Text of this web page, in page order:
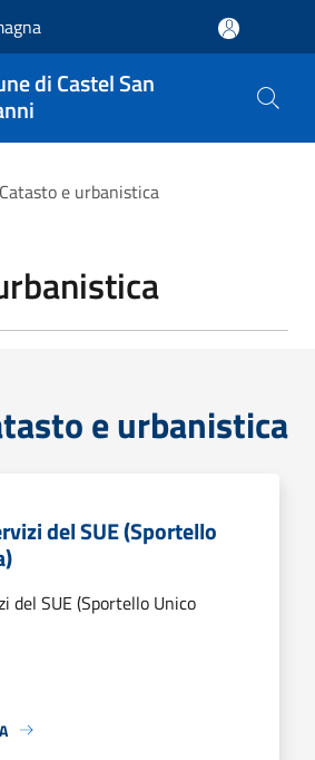
di Castel San
Catasto e urbanistica
e urbanistica
del SUE (Sportello
del SUE (Sportello Unico